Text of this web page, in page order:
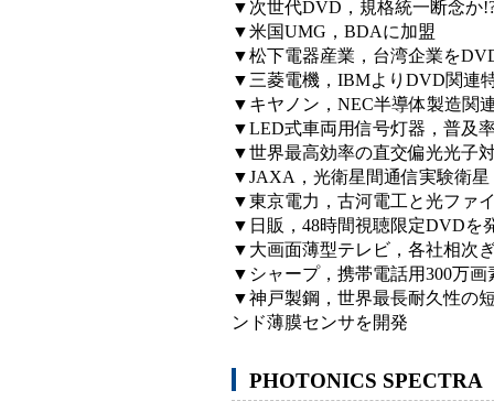
▼次世代DVD，規格統一断念か
▼米国UMG，BDAに加盟
▼松下電器産業，台湾企業を
▼三菱電機，IBMよりDVD関連
▼キヤノン，NEC半導体製造関
▼LED式車両用信号灯器，普及
▼世界最高効率の直交偏光光子
▼JAXA，光衛星間通信実験衛
▼東京電力，古河電工と光ファ
▼日販，48時間視聴限定DVDを
▼大画面薄型テレビ，各社相次
▼シャープ，携帯電話用300万
▼神戸製鋼，世界最長耐久性の
ンド薄膜センサを開発
PHOTONICS SPECTRA